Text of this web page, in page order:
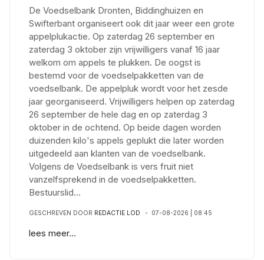
De Voedselbank Dronten, Biddinghuizen en
Swifterbant organiseert ook dit jaar weer een grote
appelplukactie. Op zaterdag 26 september en
zaterdag 3 oktober zijn vrijwilligers vanaf 16 jaar
welkom om appels te plukken. De oogst is
bestemd voor de voedselpakketten van de
voedselbank. De appelpluk wordt voor het zesde
jaar georganiseerd. Vrijwilligers helpen op zaterdag
26 september de hele dag en op zaterdag 3
oktober in de ochtend. Op beide dagen worden
duizenden kilo's appels geplukt die later worden
uitgedeeld aan klanten van de voedselbank.
Volgens de Voedselbank is vers fruit niet
vanzelfsprekend in de voedselpakketten.
Bestuurslid...
GESCHREVEN DOOR REDACTIE LOD 07-08-2026 | 08:45
lees meer...